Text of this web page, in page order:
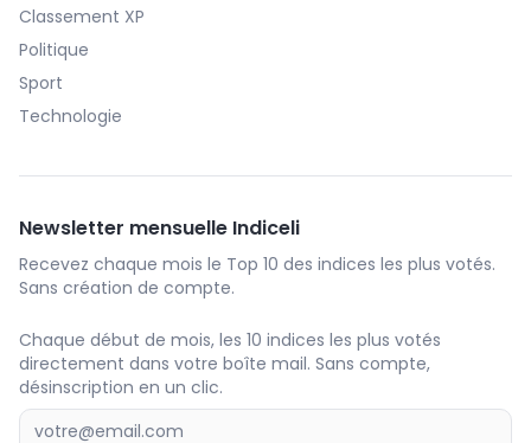
Classement XP
Politique
Sport
Technologie
Newsletter mensuelle Indiceli
Recevez chaque mois le Top 10 des indices les plus votés.
Sans création de compte.
Chaque début de mois, les 10 indices les plus votés
directement dans votre boîte mail. Sans compte,
désinscription en un clic.